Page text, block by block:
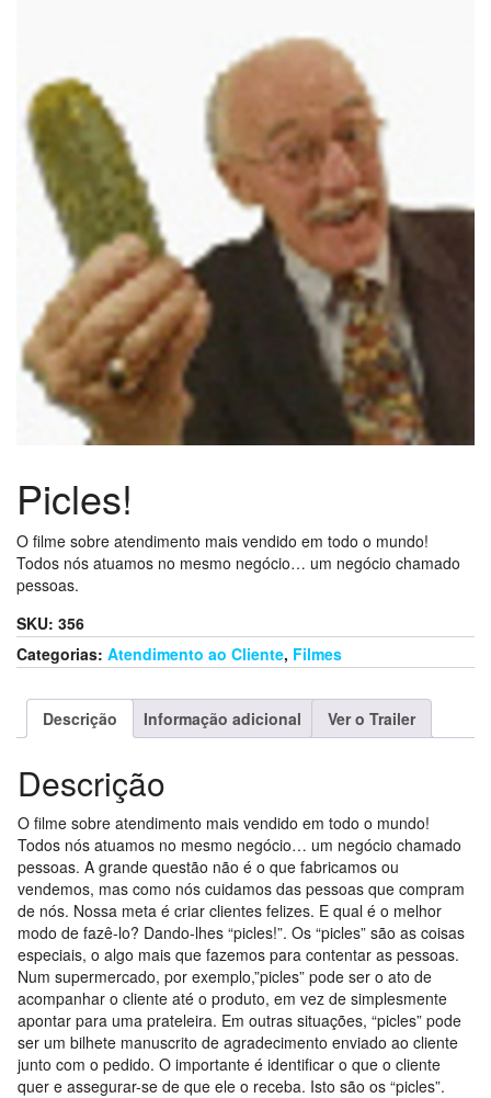
Picles!
O filme sobre atendimento mais vendido em todo o mundo!
Todos nós atuamos no mesmo negócio… um negócio chamado
pessoas.
SKU: 356
Categorias: Atendimento ao Cliente, Filmes
Descrição Informação adicional Ver o Trailer
Descrição
O filme sobre atendimento mais vendido em todo o mundo!
Todos nós atuamos no mesmo negócio… um negócio chamado
pessoas. A grande questão não é o que fabricamos ou
vendemos, mas como nós cuidamos das pessoas que compram
de nós. Nossa meta é criar clientes felizes. E qual é o melhor
modo de fazê-lo? Dando-lhes “picles!”. Os “picles” são as coisas
especiais, o algo mais que fazemos para contentar as pessoas.
Num supermercado, por exemplo,”picles” pode ser o ato de
acompanhar o cliente até o produto, em vez de simplesmente
apontar para uma prateleira. Em outras situações, “picles” pode
ser um bilhete manuscrito de agradecimento enviado ao cliente
junto com o pedido. O importante é identificar o que o cliente
quer e assegurar-se de que ele o receba. Isto são os “picles”.